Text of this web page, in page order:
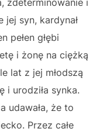
zdeterminowanie i
jej syn, kardynał
pełen głębi
i żonę na ciężką
lat z jej młodszą
i urodziła synka.
udawała, że to
Przez całe